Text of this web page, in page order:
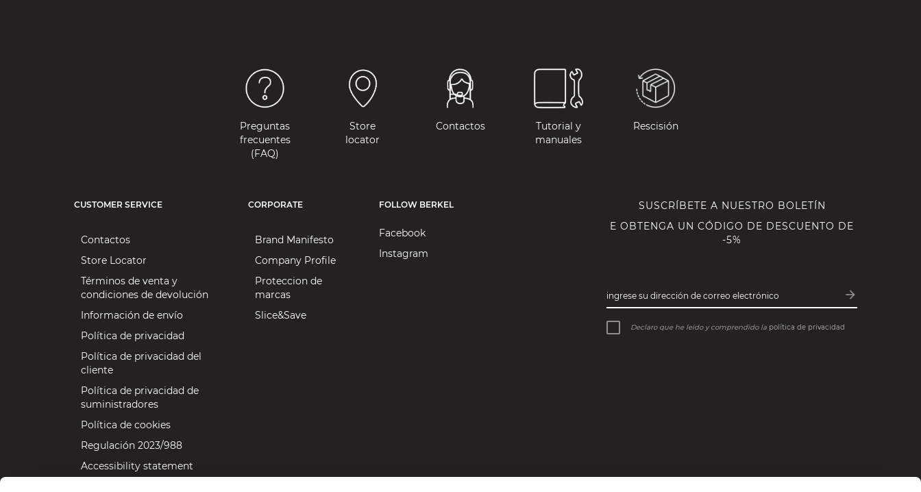
Preguntas
frecuentes
(FAQ)
Store
locator
Contactos
Tutorial y
manuales
Rescisión
CUSTOMER SERVICE
Contactos
Store Locator
Términos de venta y
condiciones de devolución
Información de envío
Política de privacidad
Política de privacidad del
cliente
Política de privacidad de
suministradores
Política de cookies
Regulación 2023/988
Accessibility statement
CORPORATE
Brand Manifesto
Company Profile
Proteccion de
marcas
Slice&Save
FOLLOW BERKEL
Facebook
Instagram
SUSCRÍBETE A NUESTRO BOLETÍN
E OBTENGA UN CÓDIGO DE DESCUENTO DE
-5%
ingrese su dirección de correo electrónico arrow_forward
Subscribe
Declaro que he leído y comprendido la política de privacidad